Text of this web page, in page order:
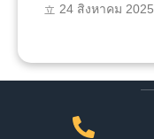
24 สิงหาคม 2025